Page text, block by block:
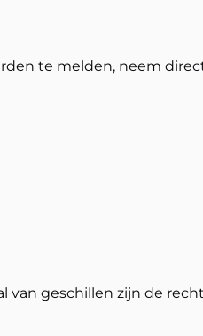
te melden, neem
van geschillen zijn de